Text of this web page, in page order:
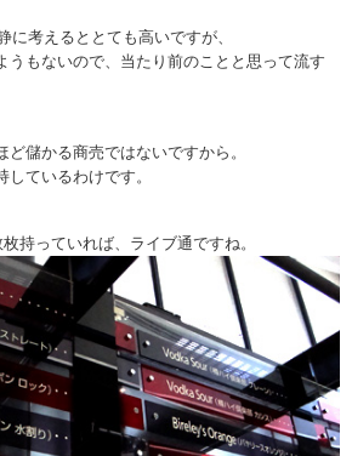
に考えるととても高いですが、
うもないので、当たり前のことと思って流す
儲かる商売ではないですから。
しているわけです。
持っていれば、ライブ通ですね。